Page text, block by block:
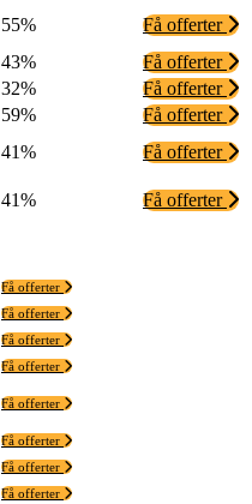
55%
Få offerter
43%
Få offerter
32%
Få offerter
59%
Få offerter
41%
Få offerter
41% Få offerter
Få offerter
Få offerter
Få offerter
Få offerter
Få offerter
Få offerter
Få offerter
Få offerter